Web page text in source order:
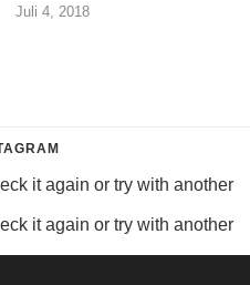
Juli 4, 2018
it again or try with another
it again or try with another